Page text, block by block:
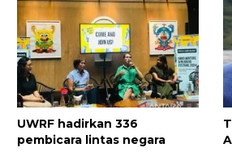
UWRF hadirkan 336
pembicara lintas negara